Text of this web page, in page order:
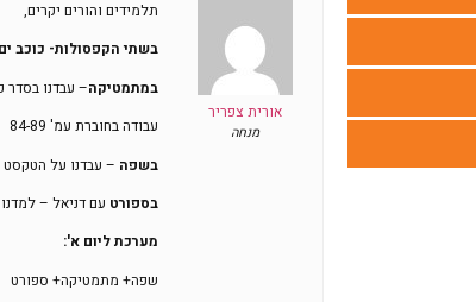
אורית צפריר
מנחה
תלמידים והורים יקרים,
בשתי הקפסולות- כוכב ים
במתמטיקה– עבדנו בסדר
עבודה בחוברת עמ' 84-89
בשפה – עבדנו על הטקסט
בספורט עם דניאל – למדנו
מערכת ליום א':
שפה+ מתמטיקה+ ספורט